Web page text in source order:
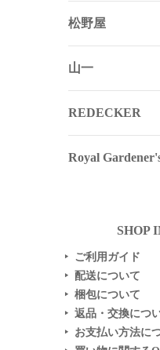
松野屋
山一
REDECKER
Royal
SHOP
▶ ご利用ガイド
▶ 配送について
▶ 梱包について
▶ 返品・交換につ
▶ お支払い方法に